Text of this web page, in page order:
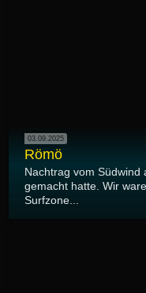
03.09.2025
Römö
Nachtrag vom Südwind
gemacht hatte. Wir
Surfzone...